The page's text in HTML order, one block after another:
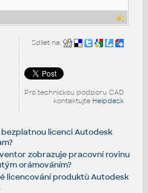
Sdílet na:
Pro technickou podporu CAD
kontaktujte Helpdesk
bezplatnou licenci Autodesk
zobrazuje pracovní rovinu
orámováním?
licencování produktù Autodesk